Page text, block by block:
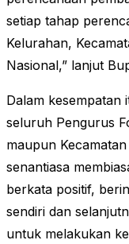
setiap tahap
Kelurahan,
Nasional,” lanjut
Dalam kesempatan
seluruh Pengurus
maupun
senantiasa
berkata positif,
sendiri dan
untuk melakukan